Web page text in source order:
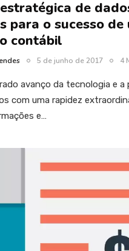
de
para o sucesso de
contábil
5 de junho de 2017 4
avanço da tecnologia e a
com uma rapidez
e…